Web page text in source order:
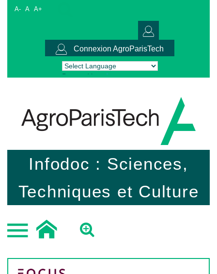
A- A A+
Connexion AgroParisTech
Powered by Translate
Infodoc : Sciences,
Techniques et Culture